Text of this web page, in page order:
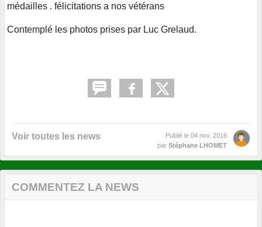
médailles . félicitations a nos vétérans
Contemplé les photos prises par Luc Grelaud.
Voir toutes les news Publié le 04 nov. 2016
par Stéphane LHOMET
COMMENTEZ LA NEWS